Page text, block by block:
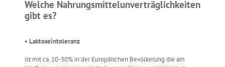
Welche Nahrungsmittelunverträglichkeiten
gibt es?
• Laktoseintoleranz
ist mit ca. 10-30% in der Europäischen Bevölkerung die am